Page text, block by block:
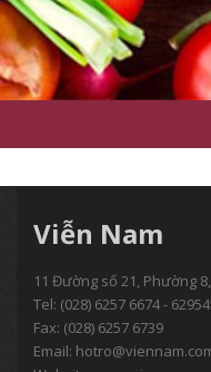
Viễn Nam
11 Đường số 21, Phường
Tel: (028) 6257 6674 -
Fax: (028) 6257 6739
Email: